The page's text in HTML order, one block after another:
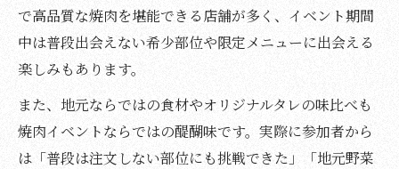
で高品質な焼肉を堪能できる店舗が多く、イベント期間
中は普段出会えない希少部位や限定メニューに出会える
楽しみもあります。
また、地元ならではの食材やオリジナルタレの味比べも
焼肉イベントならではの醍醐味です。実際に参加者から
は「普段は注文しない部位にも挑戦できた」「地元野菜